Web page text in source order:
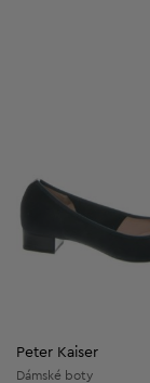
Peter Kaiser
Dámské boty